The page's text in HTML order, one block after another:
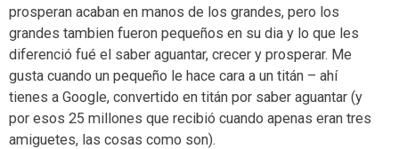
prosperan acaban en manos de los grandes, pero los
grandes tambien fueron pequeños en su dia y lo que les
diferenció fué el saber aguantar, crecer y prosperar. Me
gusta cuando un pequeño le hace cara a un titán – ahí
tienes a Google, convertido en titán por saber aguantar (y
por esos 25 millones que recibió cuando apenas eran tres
amiguetes, las cosas como son).